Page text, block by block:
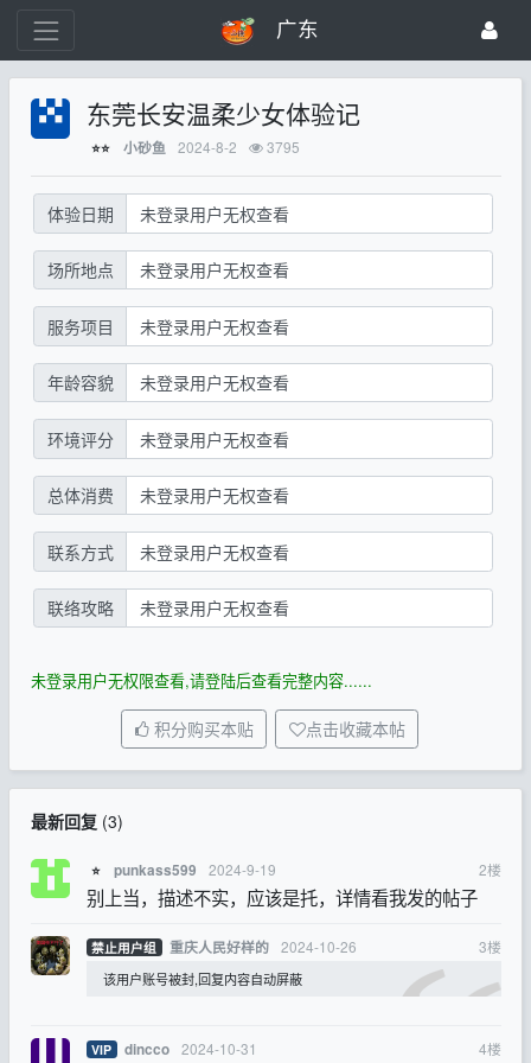
广东
东莞长安温柔少女体验记
⭐⭐ 小砂鱼 2024-8-2 3795
体验日期 未登录用户无权查看
场所地点 未登录用户无权查看
服务项目 未登录用户无权查看
年龄容貌 未登录用户无权查看
环境评分 未登录用户无权查看
总体消费 未登录用户无权查看
联系方式 未登录用户无权查看
联络攻略 未登录用户无权查看
未登录用户无权限查看,请登陆后查看完整内容......
积分购买本贴 点击收藏本帖
最新回复(3)
⭐ punkass599 2024-9-19 2楼
别上当，描述不实，应该是托，详情看我发的帖子
禁止用户组 重庆人民好样的 2024-10-26 3楼
该用户账号被封,回复内容自动屏蔽
VIP dincco 2024-10-31 4楼